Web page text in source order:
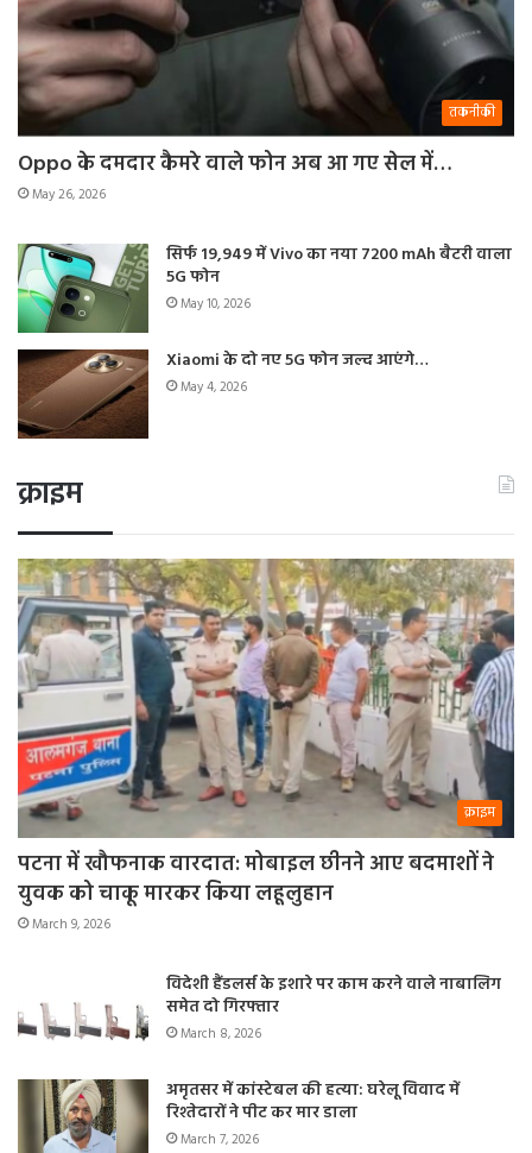
तकनीकी
Oppo के दमदार कैमरे वाले फोन अब आ गए सेल में…
May 26, 2026
सिर्फ 19,949 में Vivo का नया 7200 mAh बैटरी वाला
5G फोन
May 10, 2026
Xiaomi के दो नए 5G फोन जल्द आएंगे…
May 4, 2026
क्राइम
क्राइम
पटना में खौफनाक वारदात: मोबाइल छीनने आए बदमाशों ने
युवक को चाकू मारकर किया लहूलुहान
March 9, 2026
विदेशी हैंडलर्स के इशारे पर काम करने वाले नाबालिग
समेत दो गिरफ्तार
March 8, 2026
अमृतसर में कांस्टेबल की हत्या: घरेलू विवाद में
रिश्तेदारों ने पीट कर मार डाला
March 7, 2026